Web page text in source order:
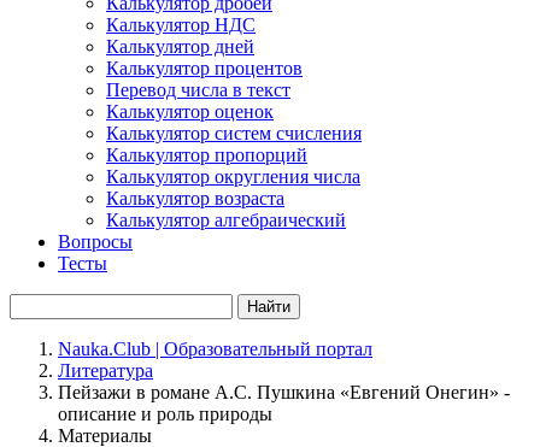
Калькулятор НДС
Калькулятор дней
Калькулятор процентов
Перевод числа в текст
Калькулятор оценок
Калькулятор систем счисления
Калькулятор пропорций
Калькулятор округления числа
Калькулятор возраста
Калькулятор алгебраический
Вопросы
Тесты
Найти
Nauka.Club | Образовательный портал
Литература
Пейзажи в романе А.С. Пушкина «Евгений Онегин» -
описание и роль природы
Материалы